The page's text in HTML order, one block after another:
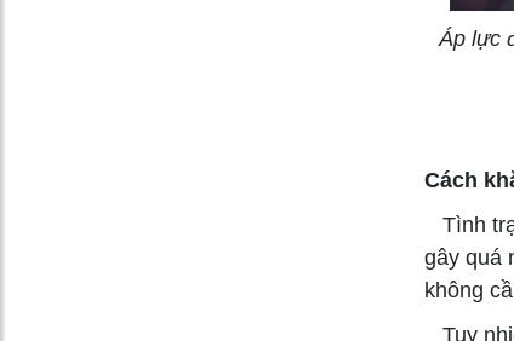
Áp lực
Cách
Tình
gây quá
không
Tuy